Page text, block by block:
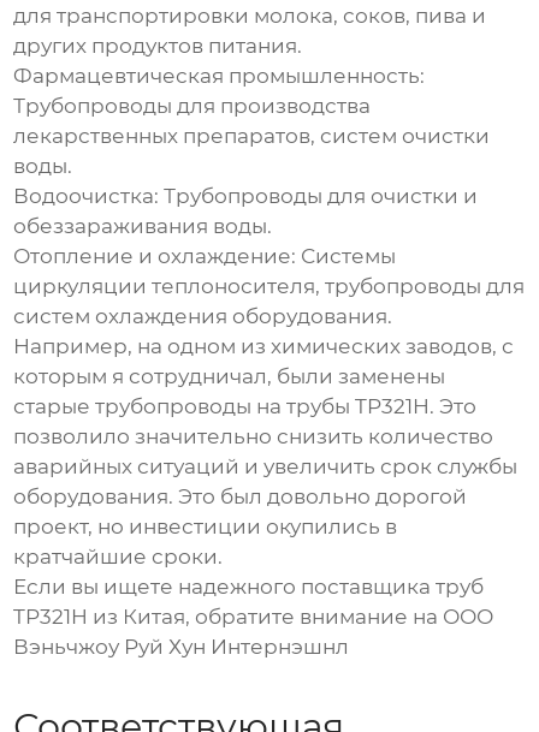
для транспортировки молока, соков, пива и
других продуктов питания.
Фармацевтическая промышленность:
Трубопроводы для производства
лекарственных препаратов, систем очистки
воды.
Водоочистка: Трубопроводы для очистки и
обеззараживания воды.
Отопление и охлаждение: Системы
циркуляции теплоносителя, трубопроводы для
систем охлаждения оборудования.
Например, на одном из химических заводов, с
которым я сотрудничал, были заменены
старые трубопроводы натрубы TP321H. Это
позволило значительно снизить количество
аварийных ситуаций и увеличить срок службы
оборудования. Это был довольно дорогой
проект, но инвестиции окупились в
кратчайшие сроки.
Если вы ищете надежного поставщикатруб
TP321H из Китая, обратите внимание на ООО
Вэньчжоу Руй Хун Интернэшнл